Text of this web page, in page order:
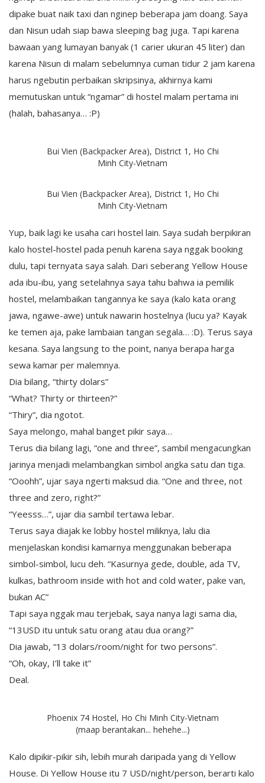
dipake buat naik taxi dan nginep beberapa jam doang. Saya
dan Nisun udah siap bawa sleeping bag juga. Tapi karena
bawaan yang lumayan banyak (1 carier ukuran 45 liter) dan
karena Nisun di malam sebelumnya cuman tidur 2 jam karena
harus ngebutin perbaikan skripsinya, akhirnya kami
memutuskan untuk “ngamar” di hostel malam pertama ini
(halah, bahasanya… :P)
Bui Vien (Backpacker Area), District 1, Ho Chi
Minh City-Vietnam
Bui Vien (Backpacker Area), District 1, Ho Chi
Minh City-Vietnam
Yup, baik lagi ke usaha cari hostel lain. Saya sudah berpikiran
kalo hostel-hostel pada penuh karena saya nggak booking
dulu, tapi ternyata saya salah. Dari seberang Yellow House
ada ibu-ibu, yang setelahnya saya tahu bahwa ia pemilik
hostel, melambaikan tangannya ke saya (kalo kata orang
jawa, ngawe-awe) untuk nawarin hostelnya (lucu ya? Kayak
ke temen aja, pake lambaian tangan segala… :D). Terus saya
kesana. Saya langsung to the point, nanya berapa harga
sewa kamar per malemnya.
Dia bilang, “thirty dolars”
“What? Thirty or thirteen?”
“Thiry”, dia ngotot.
Saya melongo, mahal banget pikir saya…
Terus dia bilang lagi, “one and three”, sambil mengacungkan
jarinya menjadi melambangkan simbol angka satu dan tiga.
“Ooohh”, ujar saya ngerti maksud dia. “One and three, not
three and zero, right?”
“Yeesss…”, ujar dia sambil tertawa lebar.
Terus saya diajak ke lobby hostel miliknya, lalu dia
menjelaskan kondisi kamarnya menggunakan beberapa
simbol-simbol, lucu deh. “Kasurnya gede, double, ada TV,
kulkas, bathroom inside with hot and cold water, pake van,
bukan AC”
Tapi saya nggak mau terjebak, saya nanya lagi sama dia,
“13USD itu untuk satu orang atau dua orang?”
Dia jawab, “13 dolars/room/night for two persons”.
“Oh, okay, I’ll take it”
Deal.
Phoenix 74 Hostel, Ho Chi Minh City-Vietnam
(maap berantakan... hehehe...)
Kalo dipikir-pikir sih, lebih murah daripada yang di Yellow
House. Di Yellow House itu 7 USD/night/person, berarti kalo